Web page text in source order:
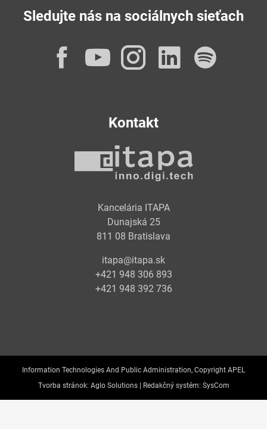
Sledujte nás na sociálnych sieťach
Facebook
YouTube
Instagram
Kontakt
Kancelária ITAPA
Dunajská 25
811 08 Bratislava
itapa@itapa.sk
+421 948 306 893
+421 948 392 736
Information Technologies And Public Administration, Copyright APEL
Tvorba stránok: Aglo Solutions | Redakčný systém: SysCom